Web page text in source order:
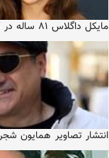
مایکل داگلاس ۸۱ ساله در کنار دختر ۲۳ ساله اش
انتشار تصاویر همایون